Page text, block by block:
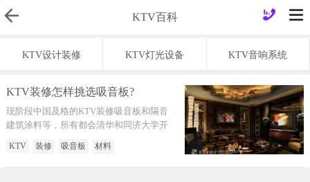
KTV百科
KTV设计装修 KTV灯光设备 KTV音响系统
KTV装修怎样挑选吸音板?
现阶段中国及格的KTV装修吸音板和隔音
建筑涂料等，所有都会清华和同济大学开
KTV 装修 吸音板 材料